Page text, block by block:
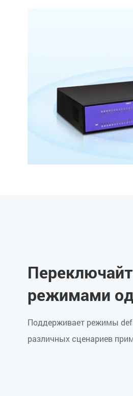
режимами
Поддерживает режимы
различных сценариев